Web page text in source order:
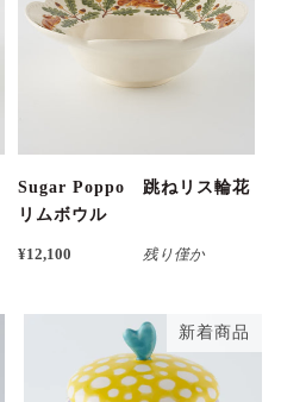
Sugar Poppo 跳ねリス輪花
リムボウル
¥12,100 残り僅か
新着商品